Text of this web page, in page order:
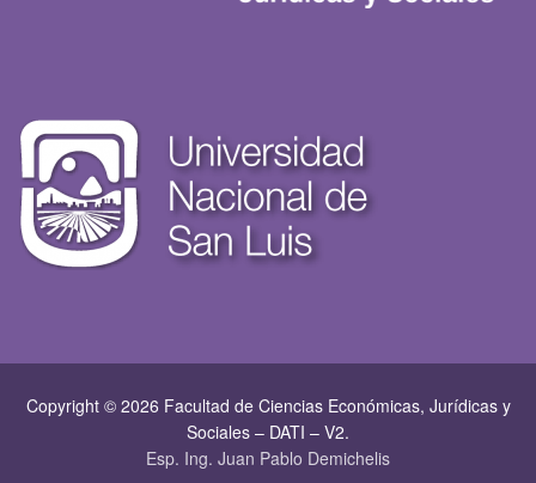
Copyright © 2026 Facultad de Ciencias Económicas, Jurí­dicas y
Sociales – DATI – V2.
Esp. Ing. Juan Pablo Demichelis